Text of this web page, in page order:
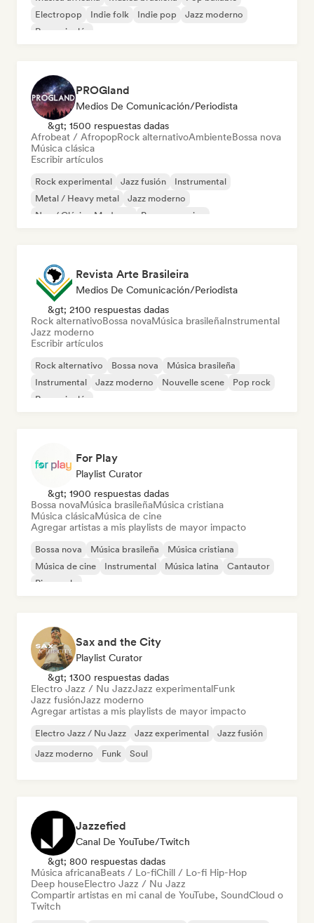
Electropop
Indie folk Indie pop
Jazz moderno
Rap en inglés
PROGland
Medios De Comunicación/Periodista
&gt; 1500 respuestas dadas
Afrobeat / AfropopRock alternativoAmbienteBossa nova
Música clásica
Escribir artículos
Rock experimental Jazz fusión
Instrumental
Metal / Heavy metal
Jazz moderno
Neo / Clásico Moderno
Pop progresivo
Revista Arte Brasileira
Medios De Comunicación/Periodista
&gt; 2100 respuestas dadas
Rock alternativoBossa novaMúsica brasileñaInstrumental
Jazz moderno
Escribir artículos
Rock alternativo Bossa nova
Música brasileña
Instrumental
Jazz moderno Nouvelle scene
Pop rock
Rap en inglés
For Play
Playlist Curator
&gt; 1900 respuestas dadas
Bossa novaMúsica brasileñaMúsica cristiana
Música clásicaMúsica de cine
Agregar artistas a mis playlists de mayor impacto
Bossa nova Música brasileña
Música cristiana
Música de cine
Instrumental Música latina
Cantautor
Piano solo
Sax and the City
Playlist Curator
&gt; 1300 respuestas dadas
Electro Jazz / Nu JazzJazz experimentalFunk
Jazz fusiónJazz moderno
Agregar artistas a mis playlists de mayor impacto
Electro Jazz / Nu Jazz Jazz experimental
Jazz fusión
Jazz moderno
Funk Soul
Jazzefied
Canal De YouTube/Twitch
&gt; 800 respuestas dadas
Música africanaBeats / Lo-fiChill / Lo-fi Hip-Hop
Deep houseElectro Jazz / Nu Jazz
Compartir artistas en mi canal de YouTube, SoundCloud o
Twitch